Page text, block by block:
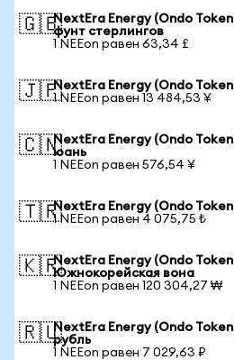
🇬🇧NextEra Energy (Ondo
фунт стерлингов
1 NEEon равен 63,34 £
🇯🇵NextEra Energy (Ondo
1 NEEon равен 13 484,53 ¥
🇨🇳NextEra Energy (Ondo
юань
1 NEEon равен 576,54 ¥
🇹🇷NextEra Energy (Ondo
1 NEEon равен 4 075,75 ₺
🇰🇷NextEra Energy (Ondo
Южнокорейская вона
1 NEEon равен 120 304,27 ₩
🇷🇺NextEra Energy (Ondo
рубль
1 NEEon равен 7 029,63 ₽